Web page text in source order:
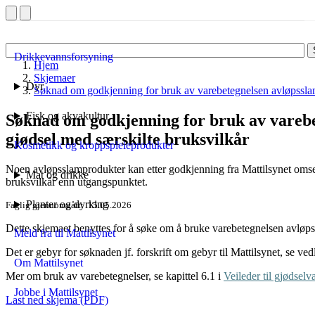
Drikkevannsforsyning
Dyr
Fisk og akvakultur
Kosmetikk og kroppspleieprodukter
Mat og drikke
Planter og dyrking
Meld fra til Mattilsynet
Om Mattilsynet
Jobbe i Mattilsynet
Hjem
Skjemaer
Søknad om godkjenning for bruk av varebetegnelsen
Søknad om godkjenning for bruk av
gjødsel med særskilte bruksvilkår
Noen avløpsslamprodukter kan etter godkjenning fra Mattilsynet
bruksvilkår enn utgangspunktet.
Faglig gjennomgått 15.05.2026
Dette skjemaet benyttes for å søke om å bruke varebetegnelsen
Det er gebyr for søknaden jf. forskrift om gebyr til Mattilsynet, se
Mer om bruk av varebetegnelser, se kapittel 6.1 i Veileder til
Last ned skjema (PDF)